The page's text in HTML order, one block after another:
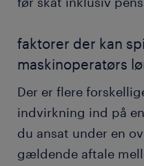
faktorer der kan
maskinoperatørs
Der er flere
indvirkning ind på
du ansat under en
gældende aftale